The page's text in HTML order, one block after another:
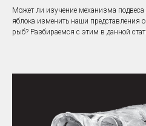
Может ли изучение механизма подвеса
яблока изменить наши представления
рыб? Разбираемся с этим в данной